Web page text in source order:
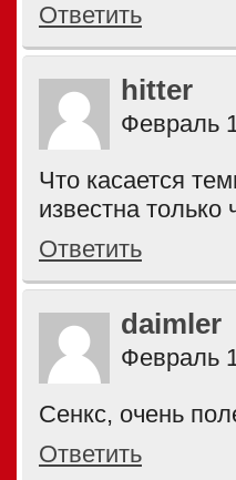
Ответить
hitter
Февраль
Что касается
известна только
Ответить
daimler
Февраль
Сенкс, очень
Ответить